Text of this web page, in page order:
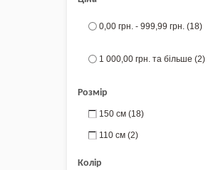
0,00 грн. - 999,99 грн. (18)
1 000,00 грн. та більше (2)
Розмір
150 см (18)
110 см (2)
Колір